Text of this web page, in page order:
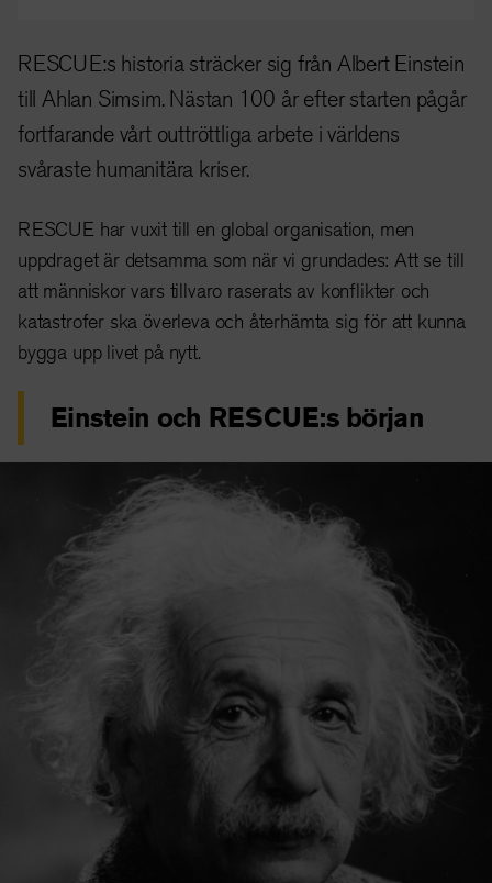
RESCUE:s historia sträcker sig från Albert Einstein
till Ahlan Simsim. Nästan 100 år efter starten pågår
fortfarande vårt outtröttliga arbete i världens
svåraste humanitära kriser.
RESCUE har vuxit till en global organisation, men
uppdraget är detsamma som när vi grundades: Att se till
att människor vars tillvaro raserats av konflikter och
katastrofer ska överleva och återhämta sig för att kunna
bygga upp livet på nytt.
Einstein och RESCUE:s början